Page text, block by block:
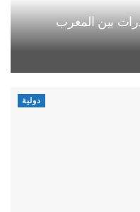
بين المغرب
دولية